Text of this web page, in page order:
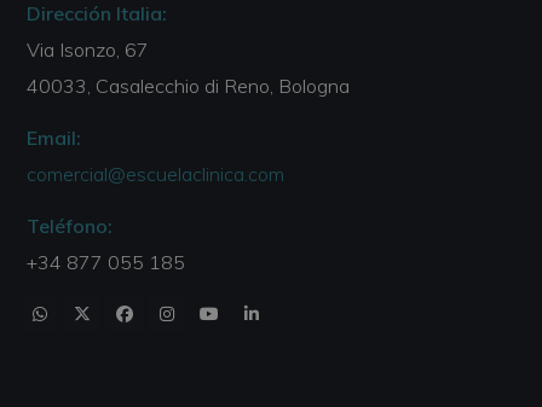
Dirección Italia:
Via Isonzo, 67
40033, Casalecchio di Reno, Bologna
Email:
comercial@escuelaclinica.com
Teléfono:
+34 877 055 185